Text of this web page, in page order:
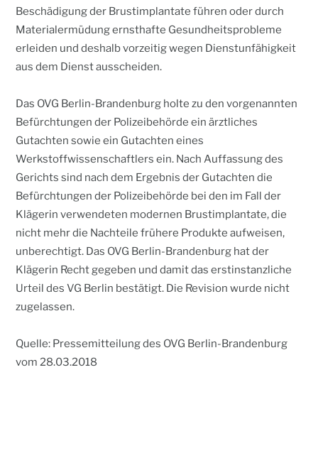
Beschädigung der Brustimplantate führen oder durch
Materialermüdung ernsthafte Gesundheitsprobleme
erleiden und deshalb vorzeitig wegen Dienstunfähigkeit
aus dem Dienst ausscheiden.
Das OVG Berlin-Brandenburg holte zu den vorgenannten
Befürchtungen der Polizeibehörde ein ärztliches
Gutachten sowie ein Gutachten eines
Werkstoffwissenschaftlers ein. Nach Auffassung des
Gerichts sind nach dem Ergebnis der Gutachten die
Befürchtungen der Polizeibehörde bei den im Fall der
Klägerin verwendeten modernen Brustimplantate, die
nicht mehr die Nachteile frühere Produkte aufweisen,
unberechtigt. Das OVG Berlin-Brandenburg hat der
Klägerin Recht gegeben und damit das erstinstanzliche
Urteil des VG Berlin bestätigt. Die Revision wurde nicht
zugelassen.
Quelle: Pressemitteilung des OVG Berlin-Brandenburg
vom 28.03.2018